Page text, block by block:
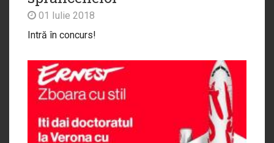
01 Iulie 2018
Intră în concurs!